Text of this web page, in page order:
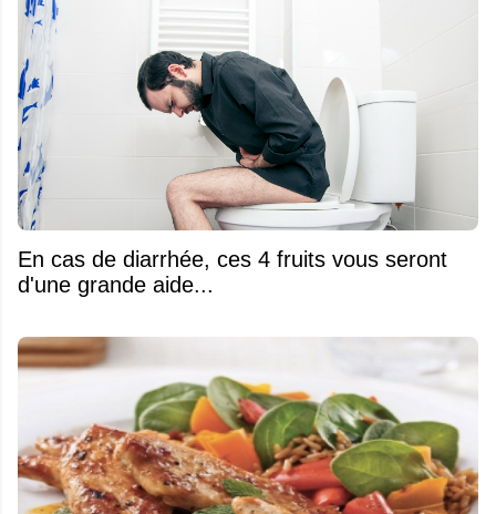
En cas de diarrhée, ces 4 fruits vous seront
d'une grande aide...